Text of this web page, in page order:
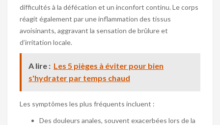
difficultés à la défécation et un inconfort continu. Le corps
réagit également par une inflammation des tissus
avoisinants, aggravant la sensation de brûlure et
d’irritation locale.
A lire : Les 5 pièges à éviter pour bien
s'hydrater par temps chaud
Les symptômes les plus fréquents incluent :
Des douleurs anales, souvent exacerbées lors de la